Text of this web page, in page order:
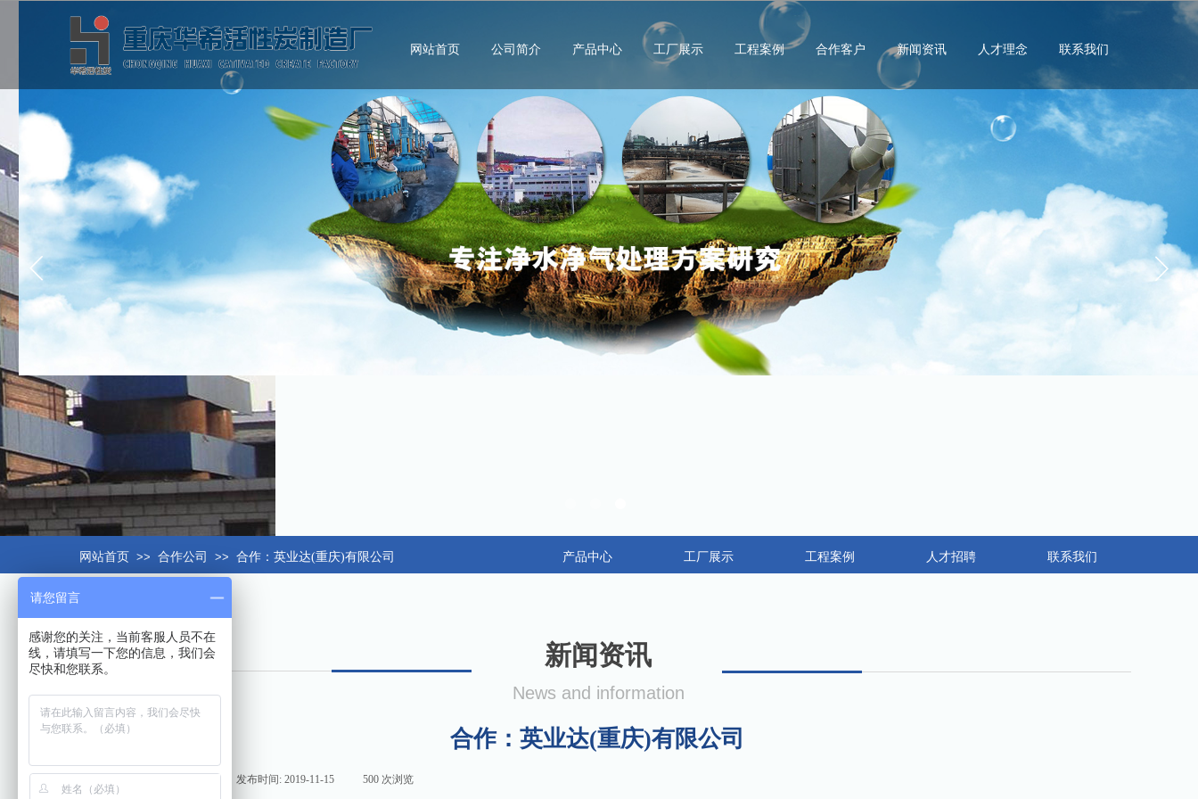
网站首页 公司简介 产品中心 工厂展示 工程案例 合作客户 新闻资讯 人才理念 联系我们
产品中心 工厂展示 工程案例 人才招聘 联系我们
网站首页 >> 合作公司 >> 合作：英业达(重庆)有限公司
新闻资讯
News and information
合作：英业达(重庆)有限公司
发布时间: 2019-11-15 500 次浏览
请您留言
感谢您的关注，当前客服人员不在
线，请填写一下您的信息，我们会
尽快和您联系。